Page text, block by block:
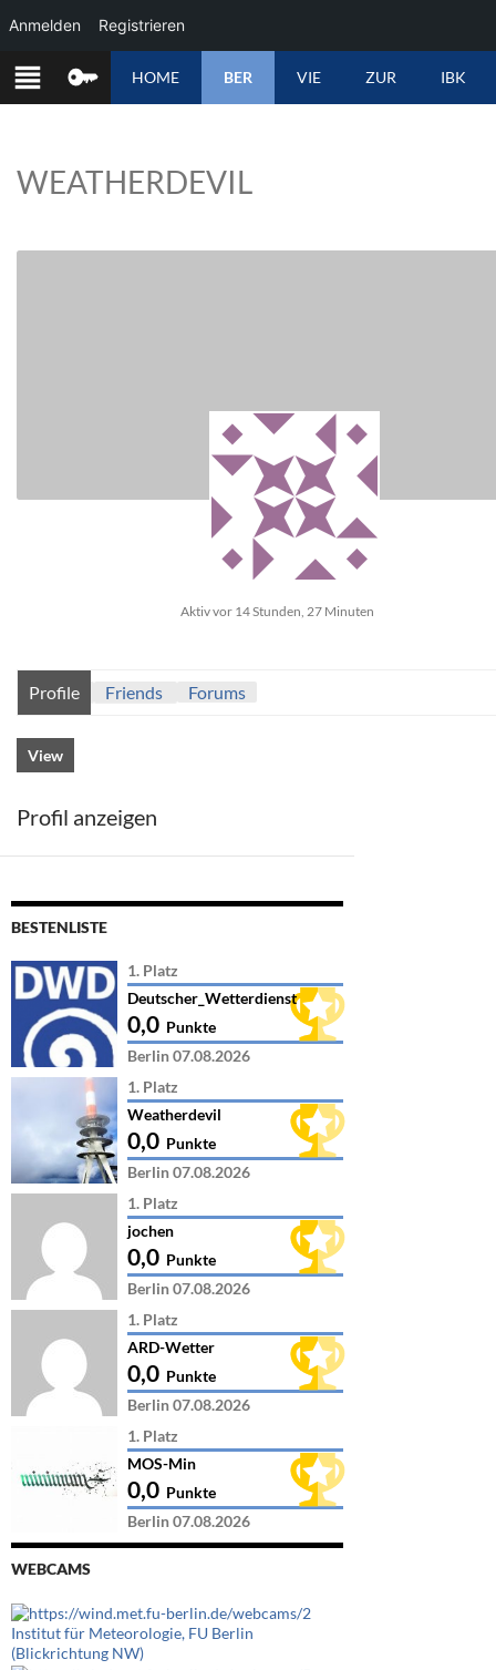
ZUM
INHALT
HOME BER VIE ZUR IBK
WEATHERDEVIL
Aktiv vor 14 Stunden, 27 Minuten
Profile Friends Forums
View
Profil anzeigen
BESTENLISTE
1. Platz
Deutscher_Wetterdienst
0,0 Punkte
Berlin 07.08.2026
1. Platz
Weatherdevil
0,0 Punkte
Berlin 07.08.2026
1. Platz
jochen
0,0 Punkte
Berlin 07.08.2026
1. Platz
ARD-Wetter
0,0 Punkte
Berlin 07.08.2026
1. Platz
MOS-Min
0,0 Punkte
Berlin 07.08.2026
WEBCAMS
Institut für Meteorologie, FU Berlin
(Blickrichtung NW)
Anmelden Registrieren